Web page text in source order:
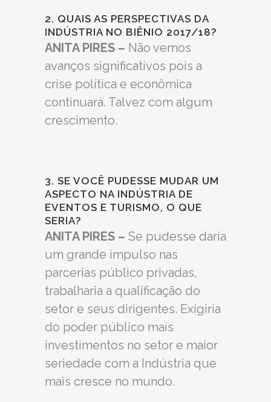
2. QUAIS AS PERSPECTIVAS DA
INDÚSTRIA NO BIÊNIO 2017/18?
ANITA PIRES – Não vemos
avanços significativos pois a
crise política e econômica
continuará. Talvez com algum
crescimento.
3. SE VOCÊ PUDESSE MUDAR UM
ASPECTO NA INDÚSTRIA DE
EVENTOS E TURISMO, O QUE
SERIA?
ANITA PIRES – Se pudesse daria
um grande impulso nas
parcerias público privadas,
trabalharia a qualificação do
setor e seus dirigentes. Exigiria
do poder público mais
investimentos no setor e maior
seriedade com a Indústria que
mais cresce no mundo.